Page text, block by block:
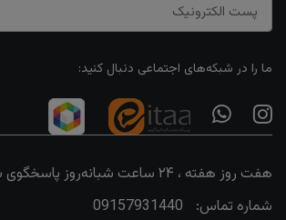
ما را در شبکه‌های اجتماعی دنبال کنید:
هفت روز هفته ، ۲۴ ساعت شبانه‌روز پاسخگوی شما هستیم
شماره تماس:
09157931440